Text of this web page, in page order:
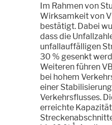
Im Rahmen von
Wirksamkeit von
bestätigt. Dabei
dass die
unfallauffälligen
30 % gesenkt
Weiteren führen
bei hohem
einer
Verkehrsflusses.
erreichte